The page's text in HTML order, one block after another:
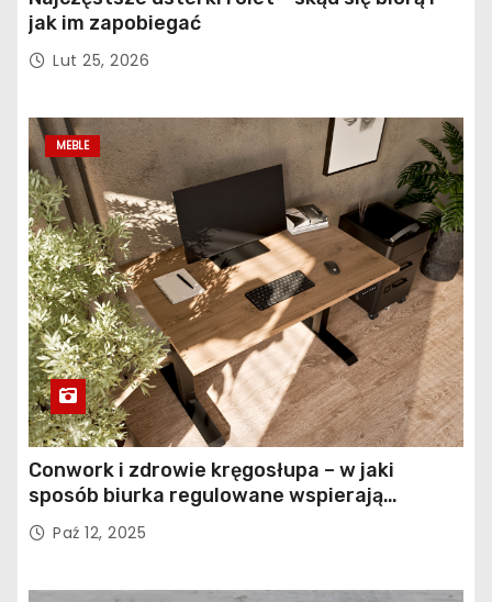
jak im zapobiegać
Lut 25, 2026
MEBLE
Conwork i zdrowie kręgosłupa – w jaki
sposób biurka regulowane wspierają
profilaktykę bólu pleców
Paź 12, 2025